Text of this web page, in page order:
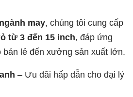
may, chúng tôi cung cấp
từ 3 đến 15 inch, đáp ứng
bán lẻ đến xưởng sản xuất lớn.
– Ưu đãi hấp dẫn cho đại lý